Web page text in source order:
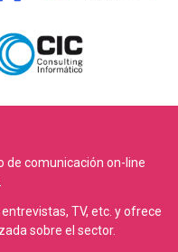
de comunicación on-line
TV, etc. y ofrece
sobre el sector.